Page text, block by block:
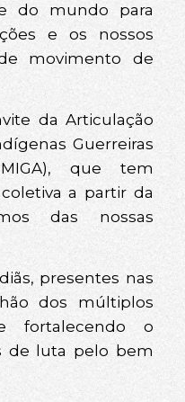
do mundo para
e os nossos
movimento de
da Articulação
Guerreiras
que tem
a partir da
das nossas
presentes nas
dos múltiplos
fortalecendo o
de luta pelo bem